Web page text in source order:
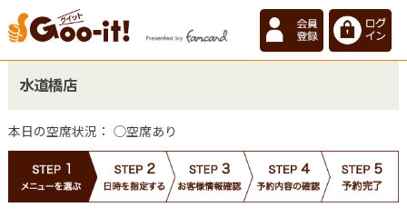
水道橋店
本日の空席状況： ◯空席あり